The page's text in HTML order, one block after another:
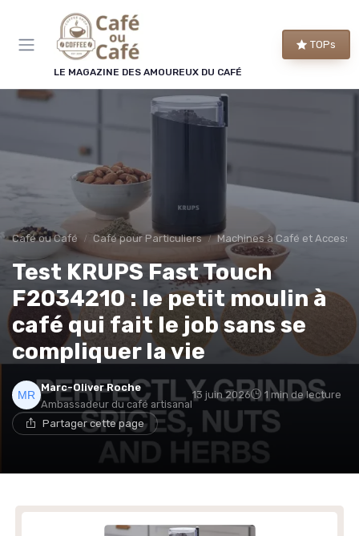
LE MAGAZINE DES AMOUREUX DU CAFÉ
TOPs
Café ou Café Café pour Particuliers Machines à Café et
Test KRUPS Fast Touch
F2034210 : le petit moulin à
café qui fait le job sans se
compliquer la vie
Marc-Oliver Roche
Ambassadeur du café artisanal
13 juin 2026 1 min de lecture
Partager cette page
Panneau de gestion des cookies